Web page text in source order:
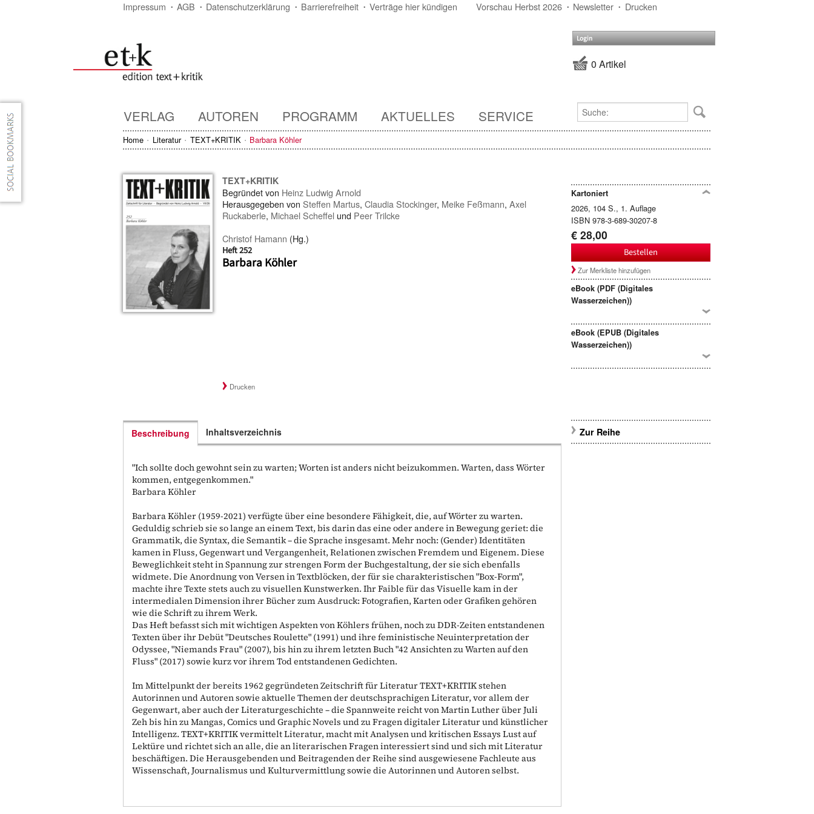
Impressum AGB Datenschutzerklärung Barrierefreiheit Verträge hier kündigen Vorschau Herbst 2026 Newsletter Drucken
Login
0 Artikel
VERLAG AUTOREN PROGRAMM AKTUELLES SERVICE
Home Literatur TEXT+KRITIK Barbara Köhler
TEXT+KRITIK
Begründet von Heinz Ludwig Arnold
Herausgegeben vonSteffen Martus,Claudia Stockinger, Meike Feßmann,Axel
Ruckaberle, Michael Scheffel und Peer Trilcke
Christof Hamann (Hg.)
Heft 252
Barbara Köhler
Kartoniert
2026, 104 S., 1. Auflage
ISBN 978-3-689-30207-8
€ 28,00
Bestellen
Zur Merkliste hinzufügen
eBook (PDF (Digitales
Wasserzeichen))
eBook (EPUB (Digitales
Wasserzeichen))
Drucken
Beschreibung
"Ich sollte doch gewohnt sein zu warten; Worten ist anders nicht beizukommen. Warten, dass Wörter
kommen, entgegenkommen."
Barbara Köhler
Barbara Köhler (1959-2021) verfügte über eine besondere Fähigkeit, die, auf Wörter zu warten.
Geduldig schrieb sie so lange an einem Text, bis darin das eine oder andere in Bewegung geriet: die
Grammatik, die Syntax, die Semantik – die Sprache insgesamt. Mehr noch: (Gender) Identitäten
kamen in Fluss, Gegenwart und Vergangenheit, Relationen zwischen Fremdem und Eigenem. Diese
Beweglichkeit steht in Spannung zur strengen Form der Buchgestaltung, der sie sich ebenfalls
widmete. Die Anordnung von Versen in Textblöcken, der für sie charakteristischen "Box-Form",
machte ihre Texte stets auch zu visuellen Kunstwerken. Ihr Faible für das Visuelle kam in der
intermedialen Dimension ihrer Bücher zum Ausdruck: Fotografien, Karten oder Grafiken gehören
wie die Schrift zu ihrem Werk.
Das Heft befasst sich mit wichtigen Aspekten von Köhlers frühen, noch zu DDR-Zeiten entstandenen
Texten über ihr Debüt "Deutsches Roulette" (1991) und ihre feministische Neuinterpretation der
Odyssee, "Niemands Frau" (2007), bis hin zu ihrem letzten Buch "42 Ansichten zu Warten auf den
Fluss" (2017) sowie kurz vor ihrem Tod entstandenen Gedichten.
Im Mittelpunkt der bereits 1962 gegründeten Zeitschrift für Literatur TEXT+KRITIK stehen
Autorinnen und Autoren sowie aktuelle Themen der deutschsprachigen Literatur, vor allem der
Gegenwart, aber auch der Literaturgeschichte – die Spannweite reicht von Martin Luther über Juli
Zeh bis hin zu Mangas, Comics und Graphic Novels und zu Fragen digitaler Literatur und künstlicher
Intelligenz. TEXT+KRITIK vermittelt Literatur, macht mit Analysen und kritischen Essays Lust auf
Lektüre und richtet sich an alle, die an literarischen Fragen interessiert sind und sich mit Literatur
beschäftigen. Die Herausgebenden und Beitragenden der Reihe sind ausgewiesene Fachleute aus
Wissenschaft, Journalismus und Kulturvermittlung sowie die Autorinnen und Autoren selbst.
Inhaltsverzeichnis Zur Reihe